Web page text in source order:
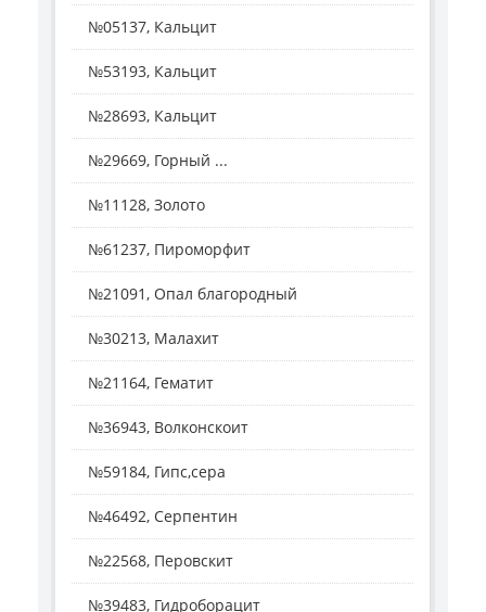
№05137, Кальцит
№53193, Кальцит
№28693, Кальцит
№29669, Горный ...
№11128, Золото
№61237, Пироморфит
№21091, Опал благородный
№30213, Малахит
№21164, Гематит
№36943, Волконскоит
№59184, Гипс,сера
№46492, Серпентин
№22568, Перовскит
№39483, Гидроборацит